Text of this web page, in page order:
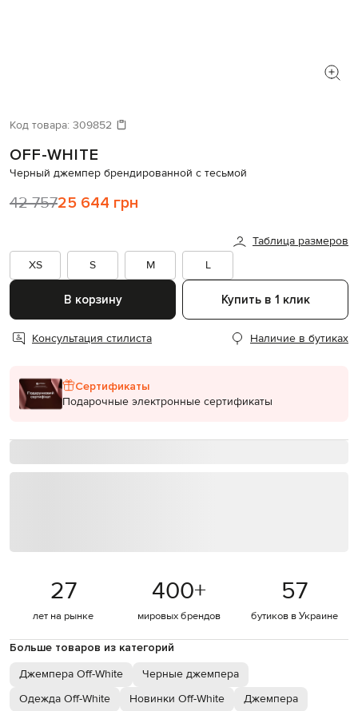
Код товара: 309852
OFF-WHITE
Черный джемпер брендированной с тесьмой
42 75725 644 грн
Таблица размеров
XS
S M L
В корзину Купить в 1 клик
Консультация стилиста Наличие в бутиках
Сертификаты
Подарочные электронные сертификаты
27
лет на рынке
400+
мировых брендов
57
бутиков в Украине
Больше товаров из категорий
Джемпера Off-White
Черные джемпера
Одежда Off-White
Новинки Off-White
Джемпера